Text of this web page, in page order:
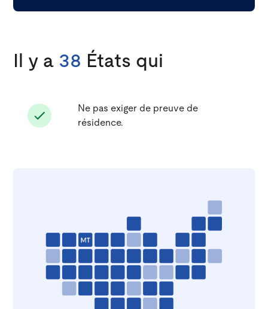
Il y a 38 États qui
Ne pas exiger de preuve de
résidence.